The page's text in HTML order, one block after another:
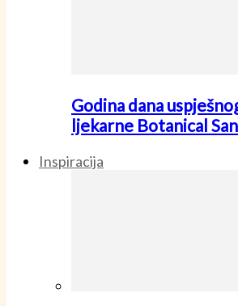
Godina dana
ljekarne Botanical
Inspiracija